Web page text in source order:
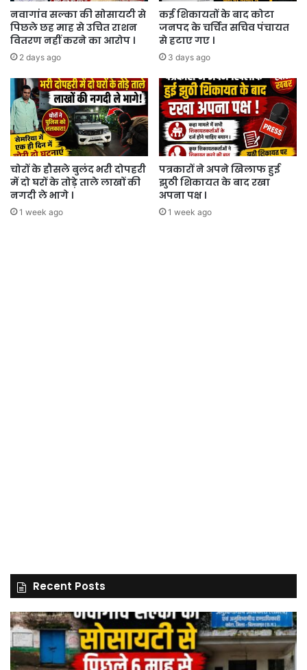
नवागांव सल्का की सोसायटी से
पिछले छह माह से उचित राशन
वितरण नहीं करने का आरोप ।
2 days ago
कई शिकायतों के बाद कोटा
जनपद के चर्चित सचिव पंचायत
से हटाए गए ।
3 days ago
चोरों के हौसले बुलंद भरी दोपहरी
में दो घरों के तोड़े ताले लाखों की
नगदी ले भागे ।
1 week ago
पत्रकारों ने अपने खिलाफ हुई
झुठी शिकायत के बाद रखा
अपना पक्ष ।
1 week ago
Recent Posts